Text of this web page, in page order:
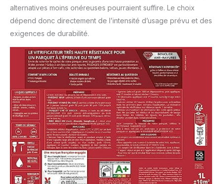
alternatives moins onéreuses pourraient suffire. Le choix
dépend donc directement de l’intensité d’usage prévu et des
exigences de durabilité.